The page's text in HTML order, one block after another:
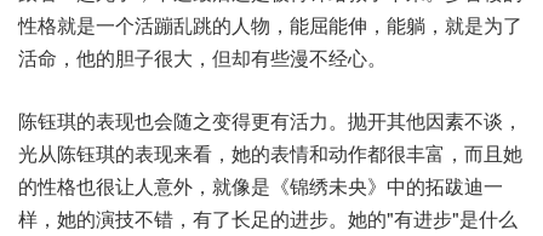
性格就是一个活蹦乱跳的人物，能屈能伸，能躺，就是为了
活命，他的胆子很大，但却有些漫不经心。
陈钰琪的表现也会随之变得更有活力。抛开其他因素不谈，
光从陈钰琪的表现来看，她的表情和动作都很丰富，而且她
的性格也很让人意外，就像是《锦绣未央》中的拓跋迪一
样，她的演技不错，有了长足的进步。她的"有进步"是什么